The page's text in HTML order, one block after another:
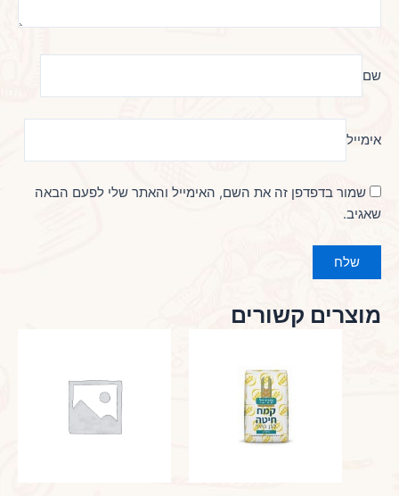
שם
אימייל
שמור בדפדפן זה את השם, האימייל והאתר שלי לפעם הבאה
שאגיב.
מוצרים קשורים